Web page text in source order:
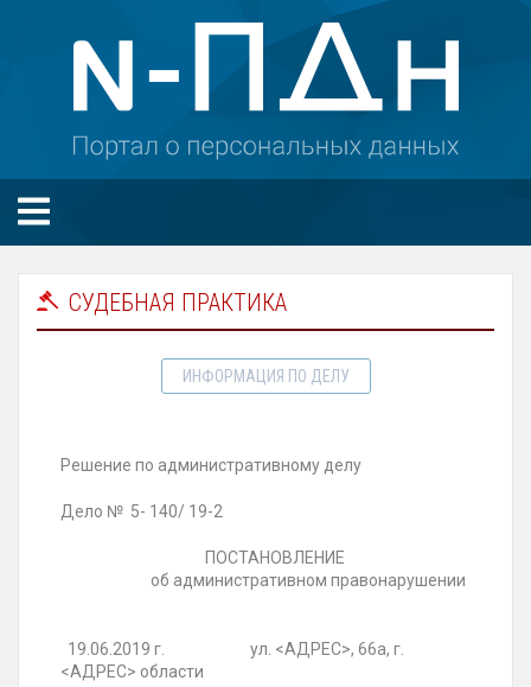
СУДЕБНАЯ ПРАКТИКА
ИНФОРМАЦИЯ ПО ДЕЛУ
Решение по административному делу
Дело № 5- 140/ 19-2
ПОСТАНОВЛЕНИЕ
об административном правонарушении
19.06.2019 г. ул. <АДРЕС>, 66а, г.
<АДРЕС> области